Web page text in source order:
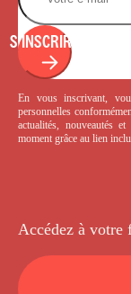
S'INSCRIRE
En vous inscrivant,
personnelles
actualités, nouveautés
moment grâce au lien
Accédez à votre